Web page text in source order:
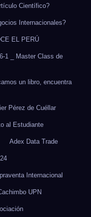
Científico?
Internacionales?
EL PERÚ
1 _ Master Class de
un libro, encuentra
Pérez de Cuéllar
al Estudiante
Adex Data Trade
Internacional
UPN